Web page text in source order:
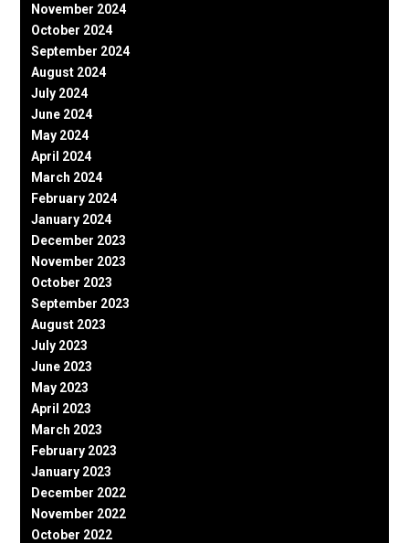
November 2024
October 2024
September 2024
August 2024
July 2024
June 2024
May 2024
April 2024
March 2024
February 2024
January 2024
December 2023
November 2023
October 2023
September 2023
August 2023
July 2023
June 2023
May 2023
April 2023
March 2023
February 2023
January 2023
December 2022
November 2022
October 2022